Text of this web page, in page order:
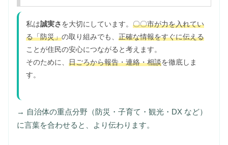
私は誠実さを大切にしています。 〇〇市が力を入れてい
る「防災」の取り組みでも、 正確な情報をすぐに伝える
ことが住民の安心につながると考えます。
そのために、 日ごろから報告・連絡・相談を徹底しま
す。
→ 自治体の重点分野（防災・子育て・観光・DX など）
に言葉を合わせると、より伝わります。